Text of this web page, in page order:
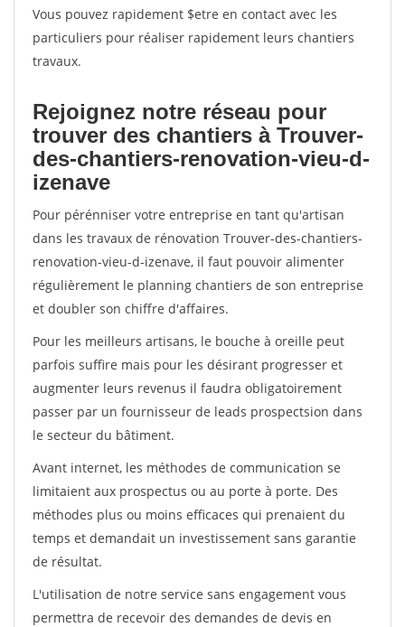
Vous pouvez rapidement $etre en contact avec les
particuliers pour réaliser rapidement leurs chantiers
travaux.
Rejoignez notre réseau pour
trouver des chantiers à Trouver-
des-chantiers-renovation-vieu-d-
izenave
Pour pérénniser votre entreprise en tant qu'artisan
dans les travaux de rénovation Trouver-des-chantiers-
renovation-vieu-d-izenave, il faut pouvoir alimenter
régulièrement le planning chantiers de son entreprise
et doubler son chiffre d'affaires.
Pour les meilleurs artisans, le bouche à oreille peut
parfois suffire mais pour les désirant progresser et
augmenter leurs revenus il faudra obligatoirement
passer par un fournisseur de leads prospectsion dans
le secteur du bâtiment.
Avant internet, les méthodes de communication se
limitaient aux prospectus ou au porte à porte. Des
méthodes plus ou moins efficaces qui prenaient du
temps et demandait un investissement sans garantie
de résultat.
L'utilisation de notre service sans engagement vous
permettra de recevoir des demandes de devis en